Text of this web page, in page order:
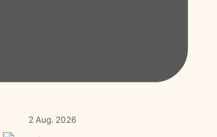
2 Aug. 2026